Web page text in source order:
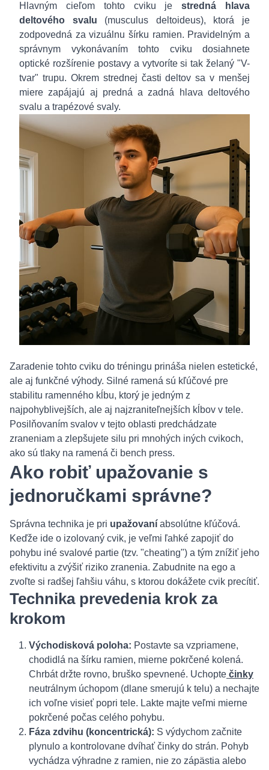
Hlavným cieľom tohto cviku jestredná hlava
deltového svalu (musculus deltoideus), ktorá je
zodpovedná za vizuálnu šírku ramien. Pravidelným a
správnym vykonávaním tohto cviku dosiahnete
optické rozšírenie postavy a vytvoríte si tak želaný "V-
tvar" trupu. Okrem strednej časti deltov sa v menšej
miere zapájajú aj predná a zadná hlava deltového
svalu a trapézové svaly.
Zaradenie tohto cviku do tréningu prináša nielen estetické,
ale aj funkčné výhody. Silné ramená sú kľúčové pre
stabilitu ramenného kĺbu, ktorý je jedným z
najpohyblivejších, ale aj najzraniteľnejších kĺbov v tele.
Posilňovaním svalov v tejto oblasti predchádzate
zraneniam a zlepšujete silu pri mnohých iných cvikoch,
ako sú tlaky na ramená či bench press.
Ako robiť upažovanie s
jednoručkami správne?
Správna technika je pri upažovaní absolútne kľúčová.
Keďže ide o izolovaný cvik, je veľmi ľahké zapojiť do
pohybu iné svalové partie (tzv. "cheating") a tým znížiť jeho
efektivitu a zvýšiť riziko zranenia. Zabudnite na ego a
zvoľte si radšej ľahšiu váhu, s ktorou dokážete cvik precítiť.
Technika prevedenia krok za
krokom
Východisková poloha: Postavte sa vzpriamene,
chodidlá na šírku ramien, mierne pokrčené kolená.
Chrbát držte rovno, bruško spevnené. Uchopte činky
neutrálnym úchopom (dlane smerujú k telu) a nechajte
ich voľne visieť popri tele. Lakte majte veľmi mierne
pokrčené počas celého pohybu.
Fáza zdvihu (koncentrická): S výdychom začnite
plynulo a kontrolovane dvíhať činky do strán. Pohyb
vychádza výhradne z ramien, nie zo zápästia alebo